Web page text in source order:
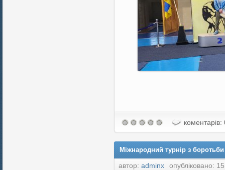
коментарів:
Міжнародний турнір з
автор: adminx опубліковано: